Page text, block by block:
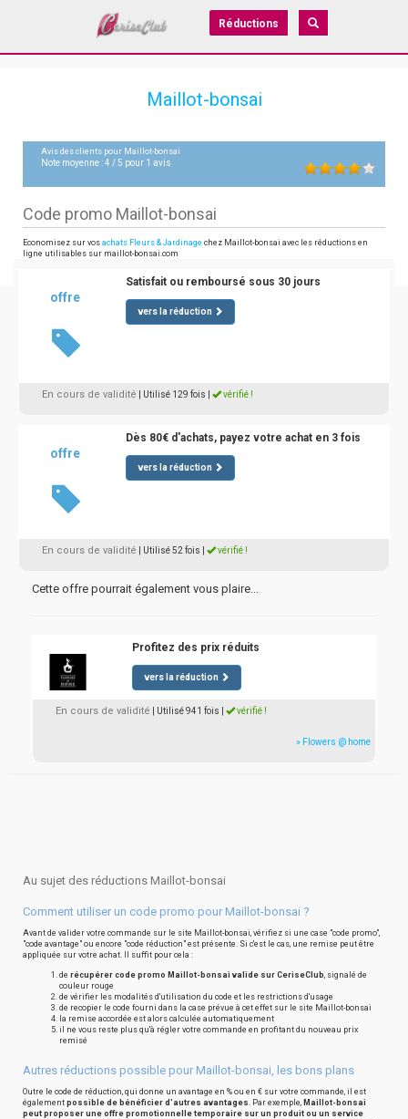
Réductions
Maillot-bonsai
Avis des clients pour Maillot-bonsai
Note moyenne :4 /5 pour 1 avis
Code promo Maillot-bonsai
Economisez sur vos achats Fleurs & Jardinage chez Maillot-bonsai avec les réductions en
ligne utilisables sur maillot-bonsai.com
offre
Satisfait ou remboursé sous 30 jours
vers la réduction
En cours de validité | Utilisé 129 fois vérifié !
offre
Dès 80€ d'achats, payez votre achat en 3 fois
vers la réduction
En cours de validité | Utilisé 52 fois vérifié !
Cette offre pourrait également vous plaire...
Profitez des prix réduits
vers la réduction
En cours de validité | Utilisé 941 fois vérifié !
» Flowers @ home
Au sujet des réductions Maillot-bonsai
Comment utiliser un code promo pour Maillot-bonsai ?
Avant de valider votre commande sur le site Maillot-bonsai, vérifiez si une case "code promo",
"code avantage" ou encore "code réduction" est présente. Si c'est le cas, une remise peut être
appliquée sur votre achat. Il suffit pour cela :
de récupérer code promo Maillot-bonsai valide sur CeriseClub, signalé de
couleur rouge
de vérifier les modalités d'utilisation du code et les restrictions d'usage
de recopier le code fourni dans la case prévue à cet effet sur le site Maillot-bonsai
la remise accordée est alors calculée automatiquement
il ne vous reste plus qu'à régler votre commande en profitant du nouveau prix
remisé
Autres réductions possible pour Maillot-bonsai, les bons plans
Outre le code de réduction, qui donne un avantage en % ou en € sur votre commande, il est
également possible de bénéficier d'autres avantages. Par exemple, Maillot-bonsai
peut proposer une offre promotionnelle temporaire sur un produit ou un service